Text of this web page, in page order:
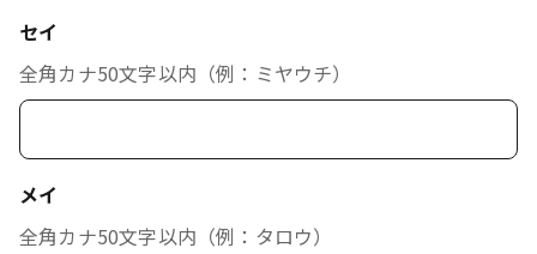
セイ
全角カナ50文字以内（例：ミヤウチ）
メイ
全角カナ50文字以内（例：タロウ）